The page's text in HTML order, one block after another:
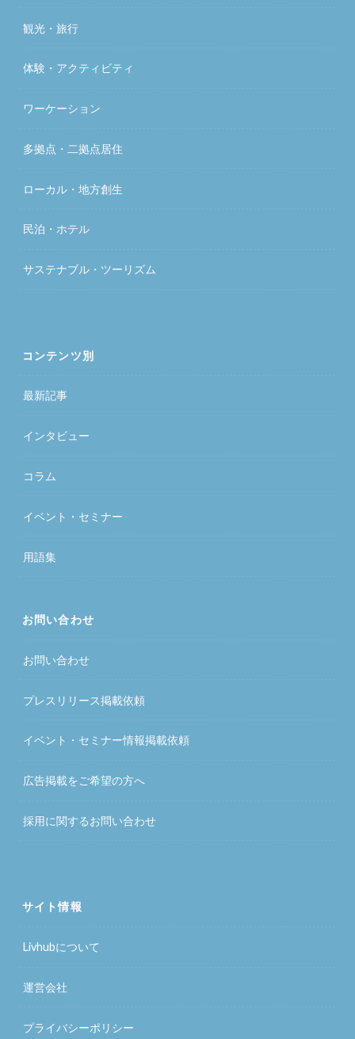
観光・旅行
体験・アクティビティ
ワーケーション
多拠点・二拠点居住
ローカル・地方創生
民泊・ホテル
サステナブル・ツーリズム
コンテンツ別
最新記事
インタビュー
コラム
イベント・セミナー
用語集
お問い合わせ
お問い合わせ
プレスリリース掲載依頼
イベント・セミナー情報掲載依頼
広告掲載をご希望の方へ
採用に関するお問い合わせ
サイト情報
Livhubについて
運営会社
プライバシーポリシー